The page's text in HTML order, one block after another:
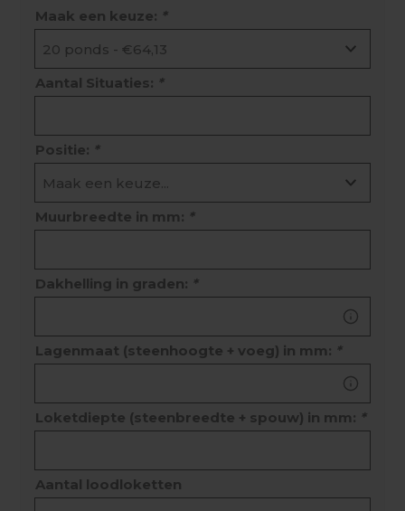
Maak een keuze: *
Aantal Situaties: *
Positie: *
Muurbreedte in mm: *
Dakhelling in graden: *
Lagenmaat (steenhoogte + voeg) in mm: *
Loketdiepte (steenbreedte + spouw) in mm: *
Aantal loodloketten